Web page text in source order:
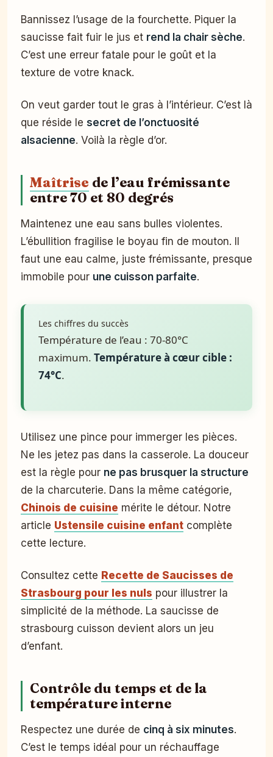
Bannissez l’usage de la fourchette. Piquer la
saucisse fait fuir le jus et rend la chair sèche.
C’est une erreur fatale pour le goût et la
texture de votre knack.
On veut garder tout le gras à l’intérieur. C’est là
que réside le secret de l’onctuosité
alsacienne. Voilà la règle d’or.
Maîtrise de l’eau frémissante
entre 70 et 80 degrés
Maintenez une eau sans bulles violentes.
L’ébullition fragilise le boyau fin de mouton. Il
faut une eau calme, juste frémissante, presque
immobile pour une cuisson parfaite.
Les chiffres du succès
Température de l’eau : 70-80°C
maximum. Température à cœur cible :
74°C.
Utilisez une pince pour immerger les pièces.
Ne les jetez pas dans la casserole. La douceur
est la règle pour ne pas brusquer la structure
de la charcuterie. Dans la même catégorie,
Chinois de cuisine mérite le détour. Notre
article Ustensile cuisine enfant complète
cette lecture.
Consultez cette Recette de Saucisses de
Strasbourg pour les nuls pour illustrer la
simplicité de la méthode. La saucisse de
strasbourg cuisson devient alors un jeu
d’enfant.
Contrôle du temps et de la
température interne
Respectez une durée de cinq à six minutes.
C’est le temps idéal pour un réchauffage